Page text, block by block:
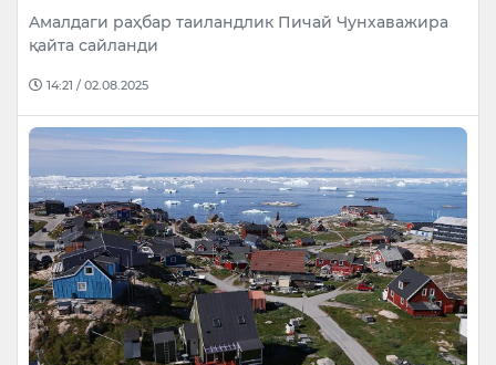
Aмалдаги раҳбар таиландлик Пичай Чунхаважира
қайта сайланди
14:21 / 02.08.2025